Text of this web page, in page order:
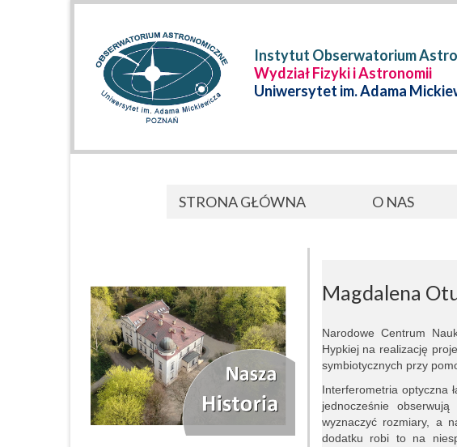
Instytut Obserwatorium
Wydział Fizyki i Astronomii
Uniwersytet im. Adama
STRONA GŁÓWNA O NAS
Magdalena
Narodowe Centrum
Hypkiej na realizację
symbiotycznych przy
Interferometria optyczna
jednocześnie
wyznaczyć rozmiary, a
dodatku robi to na